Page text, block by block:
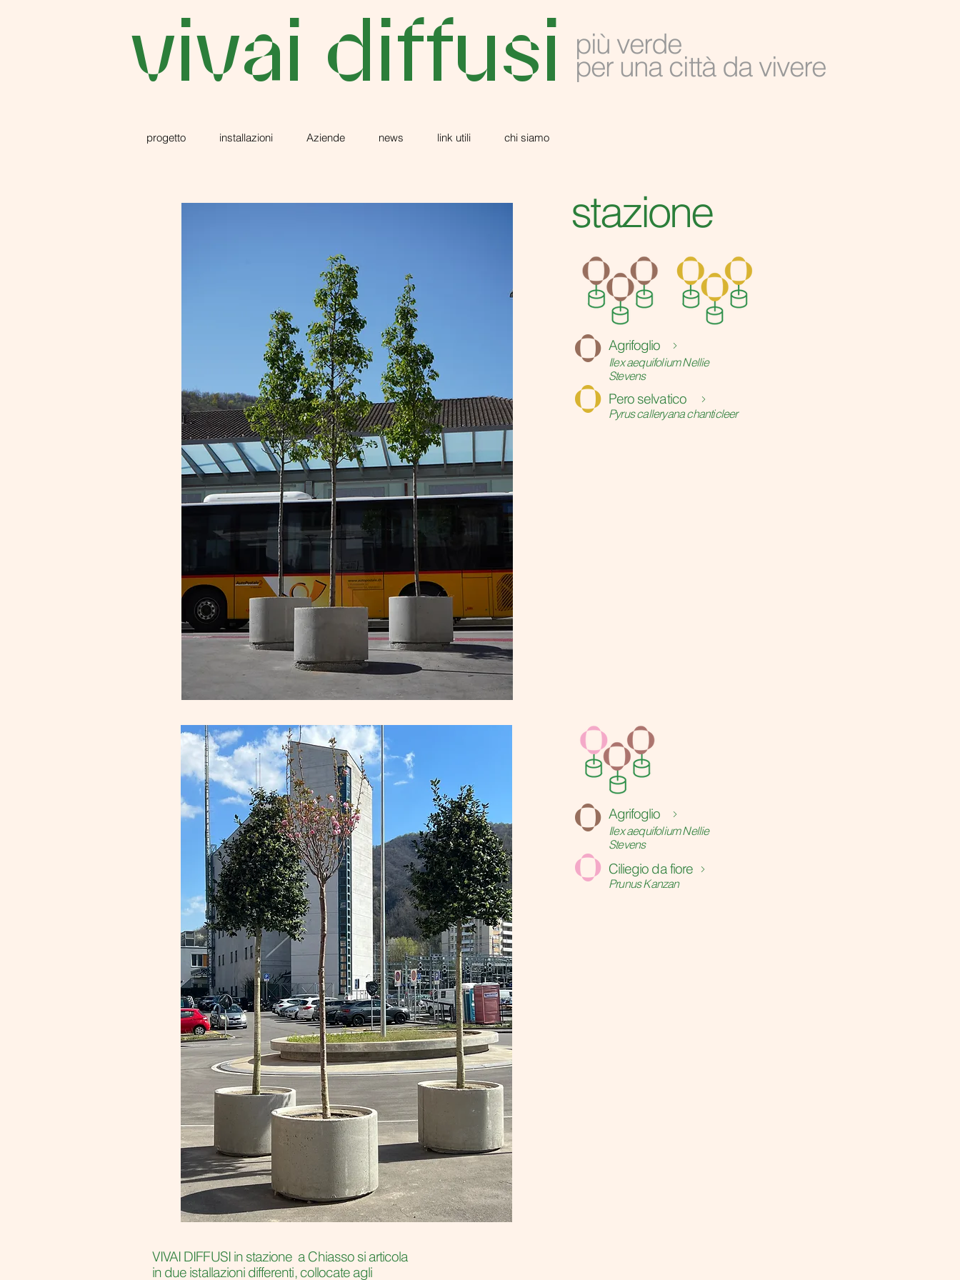
vivai diffusi
progetto installazioni Aziende news link utili chi siamo
più verde
per una città da vivere
stazione
o
o Agrifoglio
Pero selvatico
Pyrus calleryana chanticleer
Ilex aequifolium Nellie
Stevens
o Agrifoglio
Ilex aequifolium Nellie
Stevens
Ciliegio da fiore
Prunus Kanzan
o
VIVAI DIFFUSI in stazione a Chiasso si articola
in due istallazioni differenti, collocate agli